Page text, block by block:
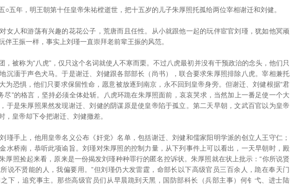
年，明王朝第十任皇帝朱祐樘逝世，把十五岁的儿子朱厚照托孤给两位宰相谢迁和刘健。
人和游荡有兴趣的花花公子，荒唐而且任性。从小就跟他一起的玩伴宦官刘瑾，犹如他冥顽
伴王振一样，事实上刘瑾一直崇拜老前辈王振的风范。
被称为“八虎”，仅只这个名词就使人不寒而栗。不过八虎最初并没有干预政治的念头，他们只
沉湎于声色犬马。于是谢迁、刘健跟各部部长（尚书），联合要求朱厚照排除八虎。宰相兼托
为恐惧，他们只要求保留性命，愿意被放逐到南京，永不回到皇帝身旁。但谢迁、刘健根据“君
尽”的格言，坚持必须全体处斩。八虎环跪在朱厚照面前，哀哀哭求，当然加上一番足使一个大
于是朱厚照果然发现谢迁、刘健的阴谋原是使皇帝陷于孤立。第二天早朝，文武百官以为皇帝
，皇帝却下令把谢迁、刘健撤差。
手上，他用皇帝名义公布《奸党》名单，包括谢迁、刘健和儒家阳明学派的创立人王守仁；
水桥南，恭听此项谕旨。刘瑾对朱厚照的控制力量，从下列事件上可以看出，一天早朝时，殿
厚照捡起来看，原来是一份揭发刘瑾种种罪行的匿名控诉状。朱厚照就在状上批示：“你所说贤
说不贤能的人，我偏要用。”但刘瑾仍大发雷霆，命部长以下高级官员三百余人，跪在奉天门
之下，追究事主。那些高级官员们从早晨跪到天黑，国防部科长（兵部主事）何钅弋、进士陆